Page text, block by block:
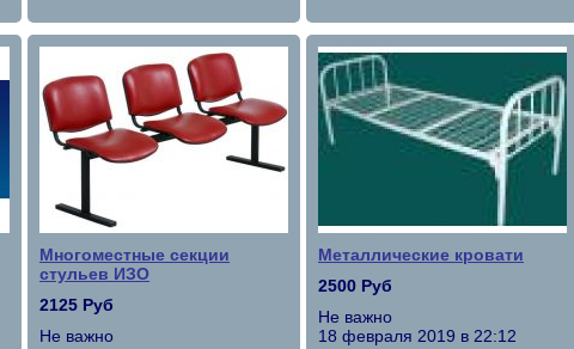
Многоместные секции
стульев ИЗО
2125 Руб
Не важно
Металлические кровати
2500 Руб
Не важно
18 февраля 2019 в 22:12